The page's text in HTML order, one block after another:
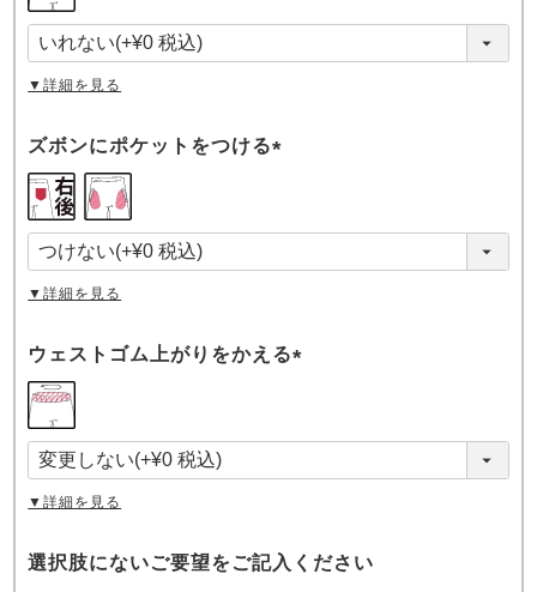
須
)
▼詳細を見る
ズボンにポケットをつける
須
)
▼詳細を見る
ウェストゴム上がりをかえる
須
)
▼詳細を見る
選択肢にないご要望をご記入ください